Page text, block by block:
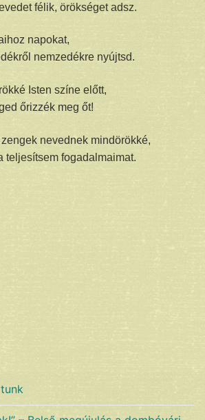
félik, örökséget adsz.
napokat,
nemzedékre nyújtsd.
Isten színe előtt,
őrizzék meg őt!
zengek nevednek mindörökké,
teljesítsem fogadalmaimat.